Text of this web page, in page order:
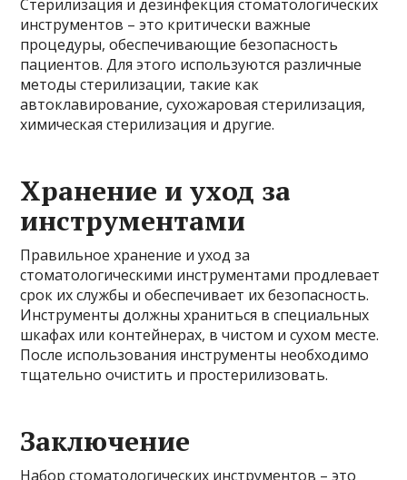
Стерилизация и дезинфекция стоматологических
инструментов – это критически важные
процедуры, обеспечивающие безопасность
пациентов. Для этого используются различные
методы стерилизации, такие как
автоклавирование, сухожаровая стерилизация,
химическая стерилизация и другие.
Хранение и уход за
инструментами
Правильное хранение и уход за
стоматологическими инструментами продлевает
срок их службы и обеспечивает их безопасность.
Инструменты должны храниться в специальных
шкафах или контейнерах, в чистом и сухом месте.
После использования инструменты необходимо
тщательно очистить и простерилизовать.
Заключение
Набор стоматологических инструментов – это